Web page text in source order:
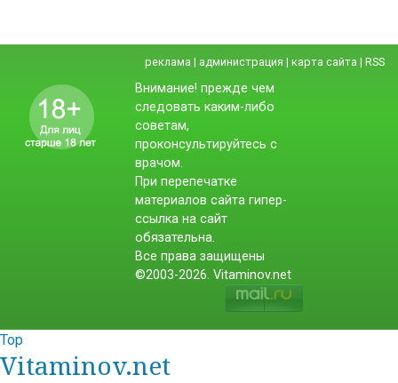
реклама | администрация | карта сайта | RSS
Внимание! прежде чем
следовать каким-либо
советам,
проконсультируйтесь с
врачом.
При перепечатке
материалов сайта гипер-
ссылка на сайт
обязательна.
Все права защищены
©2003-2026. Vitaminov.net
Top
Vitaminov.net